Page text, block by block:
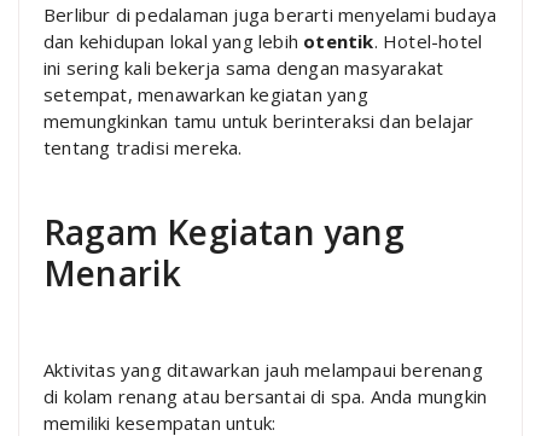
Berlibur di pedalaman juga berarti menyelami budaya
dan kehidupan lokal yang lebih otentik. Hotel-hotel
ini sering kali bekerja sama dengan masyarakat
setempat, menawarkan kegiatan yang
memungkinkan tamu untuk berinteraksi dan belajar
tentang tradisi mereka.
Ragam Kegiatan yang
Menarik
Aktivitas yang ditawarkan jauh melampaui berenang
di kolam renang atau bersantai di spa. Anda mungkin
memiliki kesempatan untuk: